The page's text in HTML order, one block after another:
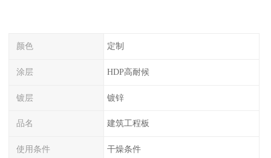
颜色 定制
涂层 HDP高耐候
镀层 镀锌
品名 建筑工程板
使用条件 干燥条件